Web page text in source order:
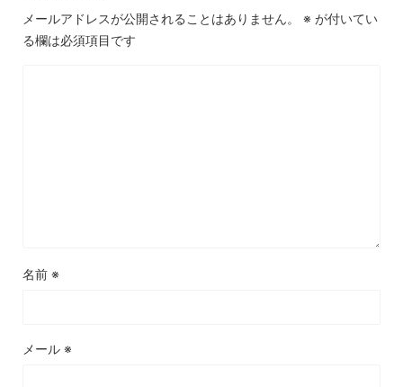
メールアドレスが公開されることはありません。 ※ が付いてい
る欄は必須項目です
名前 ※
メール ※